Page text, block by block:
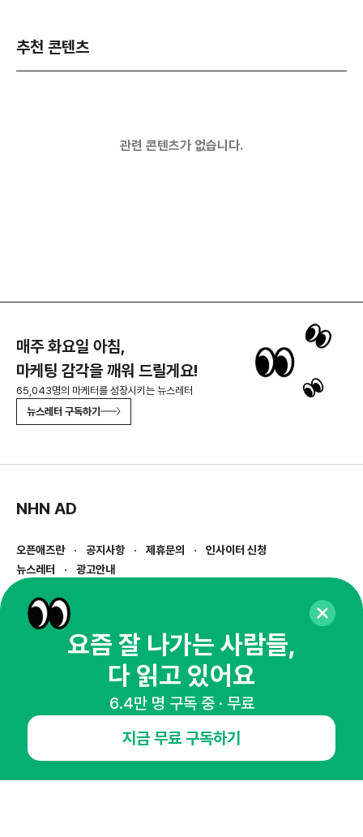
추천 콘텐츠
관련 콘텐츠가 없습니다.
매주 화요일 아침,
마케팅 감각을 깨워 드릴게요!
65,043명의 마케터를 성장시키는 뉴스레터
뉴스레터 구독하기
NHN AD
오픈애즈란 공지사항 제휴문의
인사이터 신청
뉴스레터
광고안내
경기도 성남시 분당구 대왕판교로645번길 16
사업자등록번호 : 144-81-27690(
통신판매업신고번호 : 2014-경기성남-1023
호스팅서비스사업자 : 오픈애즈
1800-2198
openads@openads.co.kr
이용약관
instagramthreadkakaotalk
요즘 잘 나가는 사람들,
다 읽고 있어요
6.4만 명 구독 중 · 무료
지금 무료 구독하기